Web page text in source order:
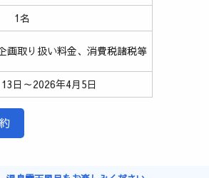
1名
画取り扱い料金、消費税諸税等
日～2026年4月5日